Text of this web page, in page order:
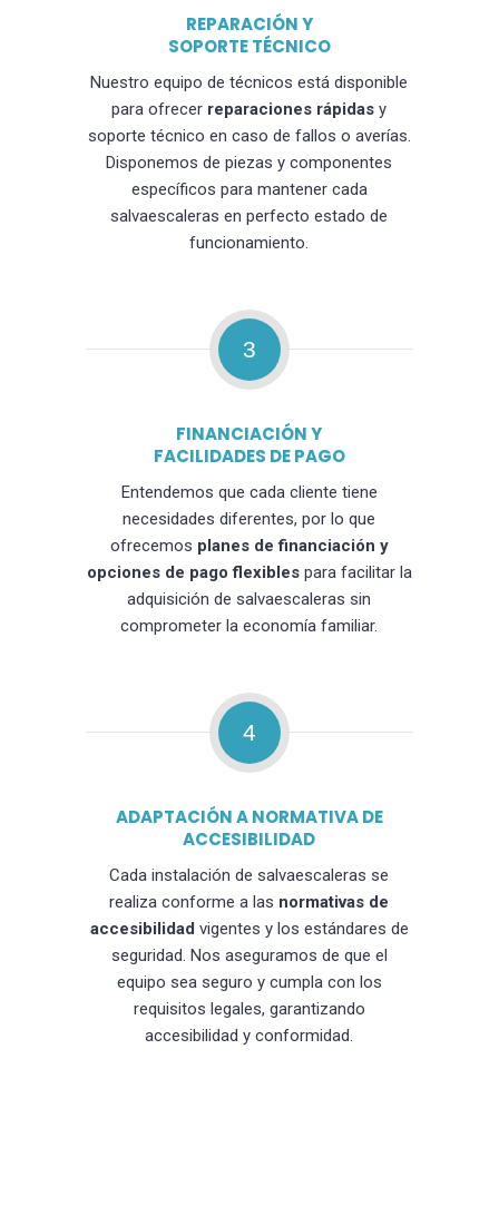
REPARACIÓN Y
SOPORTE TÉCNICO
Nuestro equipo de técnicos está disponible
para ofrecer reparaciones rápidas y
soporte técnico en caso de fallos o averías.
Disponemos de piezas y componentes
específicos para mantener cada
salvaescaleras en perfecto estado de
funcionamiento.
3
FINANCIACIÓN Y
FACILIDADES DE PAGO
Entendemos que cada cliente tiene
necesidades diferentes, por lo que
ofrecemos planes de financiación y
opciones de pago flexiblespara facilitar la
adquisición de salvaescaleras sin
comprometer la economía familiar.
4
ADAPTACIÓN A NORMATIVA DE
ACCESIBILIDAD
Cada instalación de salvaescaleras se
realiza conforme a las normativas de
accesibilidad vigentes y los estándares de
seguridad. Nos aseguramos de que el
equipo sea seguro y cumpla con los
requisitos legales, garantizando
accesibilidad y conformidad.